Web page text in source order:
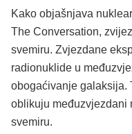
Kako objašnjava
The Conversation,
svemiru. Zvjezdane
radionuklide u
obogaćivanje galaksija.
oblikuju međuzvjezdani
svemiru.